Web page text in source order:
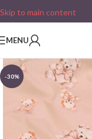
Skip to main content
MENU
-30%